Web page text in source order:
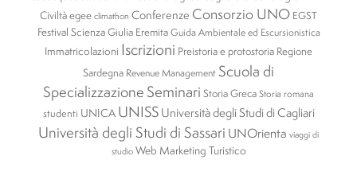
Civiltà egeeclimathon Conferenze Consorzio UNO EGST
Festival ScienzaGiulia Eremita Guida Ambientale ed Escursionistica
Immatricolazioni Iscrizioni Preistoria e protostoria Regione
Sardegna Revenue ManagementScuola di
SpecializzazioneSeminari Storia GrecaStoria romana
studenti UNICA UNISS Università degli Studi di Cagliari
Università degli Studi di Sassari UNOrienta viaggi di
studio Web Marketing Turistico